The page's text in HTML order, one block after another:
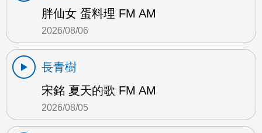
胖仙女 蛋料理 FM AM
2026/08/06
長青樹
宋銘 夏天的歌 FM AM
2026/08/05